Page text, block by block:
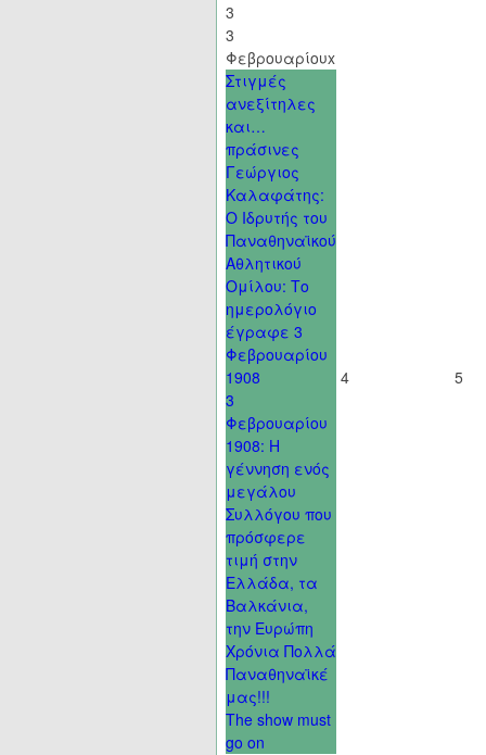
3
3
Φεβρουαρίουx
Στιγμές
ανεξίτηλες
και…
πράσινες
Γεώργιος
Καλαφάτης:
Ο Ιδρυτής του
Παναθηναϊκού
Αθλητικού
Ομίλου: Το
ημερολόγιο
έγραφε 3
Φεβρουαρίου
1908
3
Φεβρουαρίου
1908: Η
γέννηση ενός
μεγάλου
Συλλόγου που
πρόσφερε
τιμή στην
Ελλάδα, τα
Βαλκάνια,
την Ευρώπη
Χρόνια Πολλά
Παναθηναϊκέ
μας!!!
The show must
go on
4 5